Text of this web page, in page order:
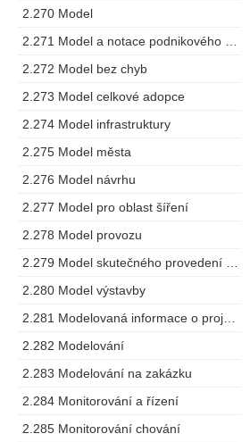
2.270 Model
2.272 Model bez chyb
2.273 Model celkové adopce
2.274 Model infrastruktury
2.275 Model města
2.276 Model návrhu
2.277 Model pro oblast šíření
2.278 Model provozu
2.280 Model výstavby
2.282 Modelování
2.283 Modelování na zakázku
2.284 Monitorování a řízení
2.285 Monitorování chování